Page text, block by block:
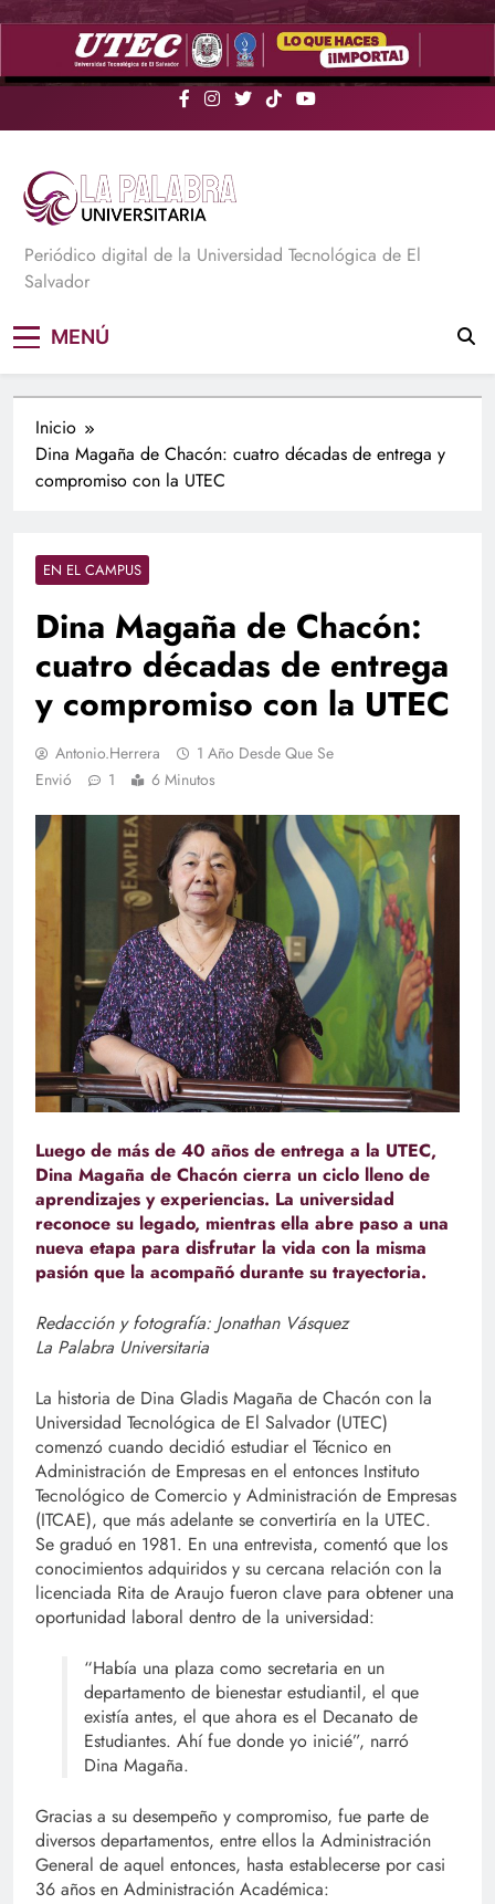
Saltar
La Palabra Universitaria
Periódico digital de la Universidad Tecnológica de El
Salvador
MENÚ
Inicio
Dina Magaña de Chacón: cuatro décadas de entrega y
compromiso con la UTEC
EN EL CAMPUS
Dina Magaña de Chacón:
cuatro décadas de entrega
y compromiso con la UTEC
Antonio.herrera
1 Año Desde Que Se
Envió
1 6 Minutos
Luego de más de 40 años de entrega a la UTEC,
Dina Magaña de Chacón cierra un ciclo lleno de
aprendizajes y experiencias. La universidad
reconoce su legado, mientras ella abre paso a una
nueva etapa para disfrutar la vida con la misma
pasión que la acompañó durante su trayectoria.
Redacción y fotografía: Jonathan Vásquez
La Palabra Universitaria
La historia de Dina Gladis Magaña de Chacón con la
Universidad Tecnológica de El Salvador (UTEC)
comenzó cuando decidió estudiar el Técnico en
Administración de Empresas en el entonces Instituto
Tecnológico de Comercio y Administración de Empresas
(ITCAE), que más adelante se convertiría en la UTEC.
Se graduó en 1981. En una entrevista, comentó que los
conocimientos adquiridos y su cercana relación con la
licenciada Rita de Araujo fueron clave para obtener una
oportunidad laboral dentro de la universidad:
“Había una plaza como secretaria en un
departamento de bienestar estudiantil, el que
existía antes, el que ahora es el Decanato de
Estudiantes. Ahí fue donde yo inicié”, narró
Dina Magaña.
Gracias a su desempeño y compromiso, fue parte de
diversos departamentos, entre ellos la Administración
General de aquel entonces, hasta establecerse por casi
36 años en Administración Académica: